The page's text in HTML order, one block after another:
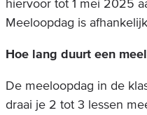
hiervoor tot 1 mei 2025
Meeloopdag is
Hoe lang duurt een
De meeloopdag in de
draai je 2 tot 3 lessen